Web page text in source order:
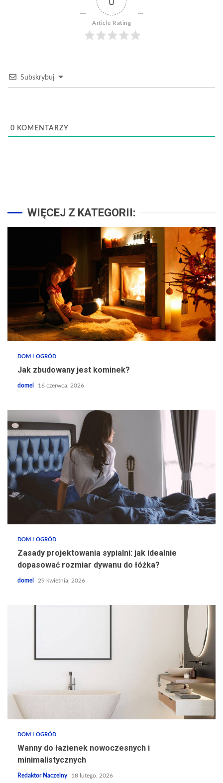
Article Rating
Subskrybuj
0 KOMENTARZY
WIĘCEJ Z KATEGORII:
DOM I OGRÓD
Jak zbudowany jest kominek?
domel 16 czerwca, 2026
DOM I OGRÓD
Zasady projektowania sypialni: jak idealnie
dopasować rozmiar dywanu do łóżka?
domel 29 kwietnia, 2026
DOM I OGRÓD
Wanny do łazienek nowoczesnych i
minimalistycznych
Redaktor Naczelny 18 lutego, 2026